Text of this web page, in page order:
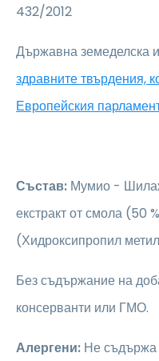
432/2012
Държавна земеделска
здравните твърдения,
Европейския
Състав: Мумио -
екстракт от смола (50
(Хидроксипропил
Без съдържание на
консерванти или ГМО.
Алергени: Не съдържа